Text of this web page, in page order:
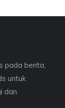
pada berita,
untuk
dan